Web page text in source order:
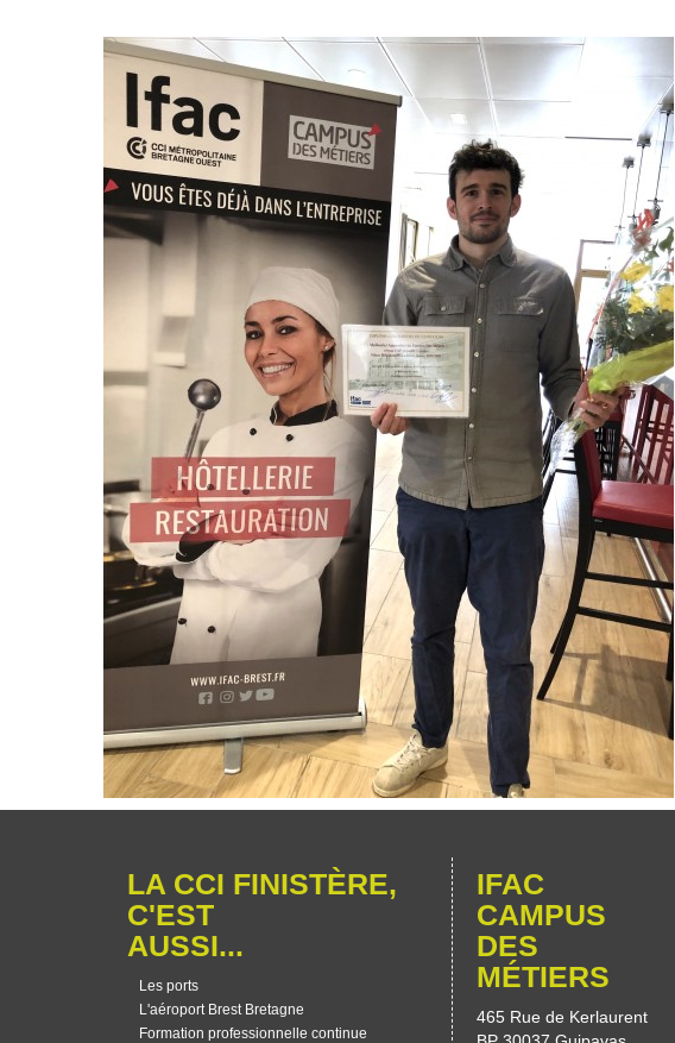
LA CCI FINISTÈRE,
C'EST
AUSSI...
Les ports
L'aéroport Brest Bretagne
Formation professionnelle continue
IFAC
CAMPUS
DES
MÉTIERS
465 Rue de Kerlaurent